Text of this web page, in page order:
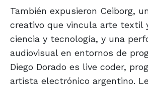
También expusieron Ceiborg,
creativo que vincula arte textil
ciencia y tecnología, y una
audiovisual en entornos de
Diego Dorado es live coder,
artista electrónico argentino.